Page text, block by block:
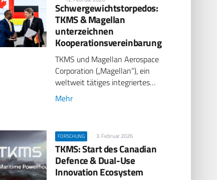
Schwergewichtstorpedos:
TKMS & Magellan
unterzeichnen
Kooperationsvereinbarung
TKMS und Magellan Aerospace
Corporation („Magellan“), ein
weltweit tätiges integriertes…
Mehr
FORSCHUNG 3. Februar 2026
TKMS: Start des Canadian
Defence & Dual-Use
Innovation Ecosystem